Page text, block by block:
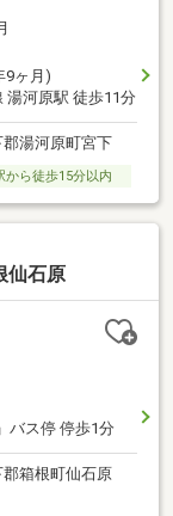
9ヶ月)
湯河原駅 徒歩11分
湯河原町宮下
から徒歩15分以内
石原
バス停 停歩1分
箱根町仙石原